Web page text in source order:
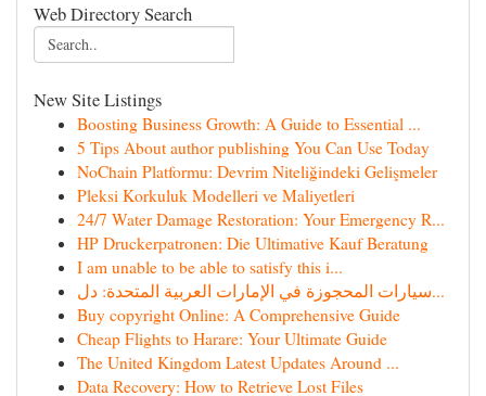
Web Directory Search
New Site Listings
Boosting Business Growth: A Guide to Essential ...
5 Tips About author publishing You Can Use Today
NoChain Platformu: Devrim Niteliğindeki Gelişmeler
Pleksi Korkuluk Modelleri ve Maliyetleri
24/7 Water Damage Restoration: Your Emergency R...
HP Druckerpatronen: Die Ultimative Kauf Beratung
I am unable to be able to satisfy this i...
سيارات المحجوزة في الإمارات العربية المتحدة: دل...
Buy copyright Online: A Comprehensive Guide
Cheap Flights to Harare: Your Ultimate Guide
The United Kingdom Latest Updates Around ...
Data Recovery: How to Retrieve Lost Files